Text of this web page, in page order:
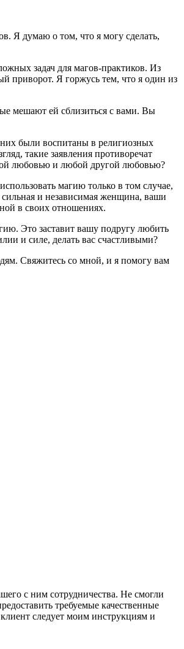
Я думаю о том, что я могу сделать,
задач для магов-практиков. Из
приворот. Я горжусь тем, что я один из
мешают ей сблизиться с вами. Вы
были воспитаны в религиозных
такие заявления противоречат
любовью и любой другой любовью?
магию только в том случае,
и независимая женщина, ваши
в своих отношениях.
Это заставит вашу подругу любить
и силе, делать вас счастливыми?
Свяжитесь со мной, и я помогу вам
с ним сотрудничества. Не смогли
требуемые качественные
следует моим инструкциям и